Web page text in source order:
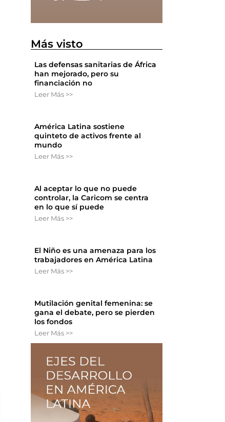
Más visto
Las defensas sanitarias de África
han mejorado, pero su
financiación no
Leer Más >>
América Latina sostiene
quinteto de activos frente al
mundo
Leer Más >>
Al aceptar lo que no puede
controlar, la Caricom se centra
en lo que sí puede
Leer Más >>
El Niño es una amenaza para los
trabajadores en América Latina
Leer Más >>
Mutilación genital femenina: se
gana el debate, pero se pierden
los fondos
Leer Más >>